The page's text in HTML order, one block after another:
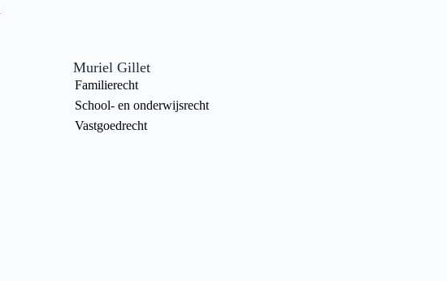
Muriel Gillet
Familierecht
School- en onderwijsrecht
Vastgoedrecht